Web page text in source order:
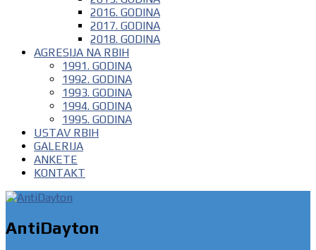
2016. GODINA
2017. GODINA
2018. GODINA
AGRESIJA NA RBIH
1991. GODINA
1992. GODINA
1993. GODINA
1994. GODINA
1995. GODINA
USTAV RBIH
GALERIJA
ANKETE
KONTAKT
AntiDayton